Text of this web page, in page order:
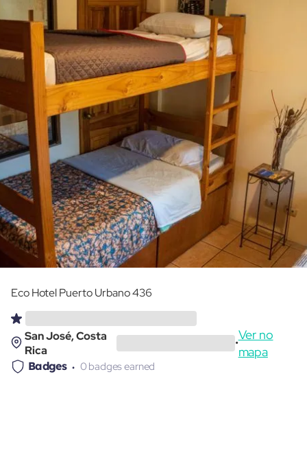
Eco Hotel Puerto Urbano 436
San José, Costa
Rica
•
Ver no
mapa
Badges 0 badges earned